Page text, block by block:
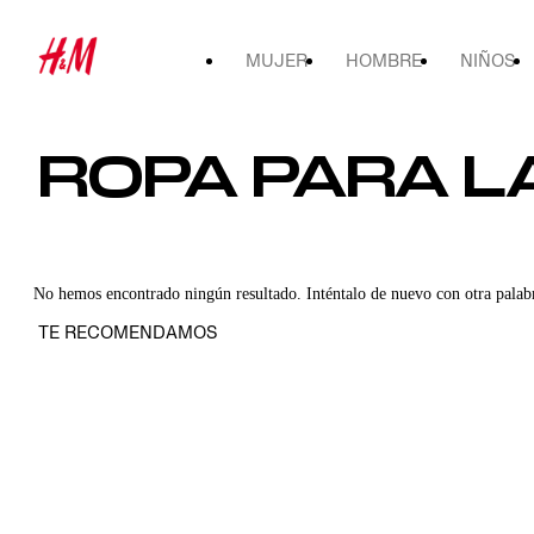
MUJER HOMBRE NIÑOS
ROPA PARA
No hemos encontrado ningún resultado. Inténtalo de nuevo con otra
TE RECOMENDAMOS